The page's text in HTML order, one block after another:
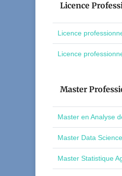
Licence
Licence
Licence
Master
Master en Analyse
Master Data
Master Statistique